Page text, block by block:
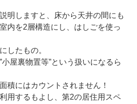
明しますと、床から天井の間にも
内を2層構造にし、はしごを使っ
したもの。
屋裏物置等”という扱いになるら
積にはカウントされません！
用するもよし、第2の居住用スペ